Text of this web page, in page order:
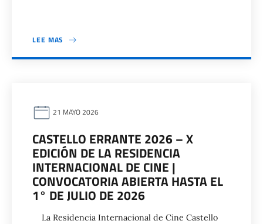
LEE MAS
21 MAYO 2026
CASTELLO ERRANTE 2026 – X
EDICIÓN DE LA RESIDENCIA
INTERNACIONAL DE CINE |
CONVOCATORIA ABIERTA HASTA EL
1° DE JULIO DE 2026
La Residencia Internacional de Cine Castello